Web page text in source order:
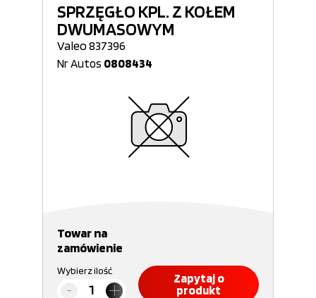
SPRZĘGŁO KPL. Z KOŁEM
DWUMASOWYM
Valeo 837396
Nr Autos 0808434
Towar na
zamówienie
Wybierz ilość
Zapytaj o
produkt